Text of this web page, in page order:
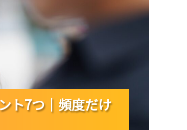
ト7つ｜頻度だけ
ト7つ｜頻度だけ
ト7つ｜頻度だけ